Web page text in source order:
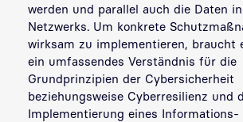
werden und parallel auch die Daten
Netzwerks. Um konkrete
wirksam zu implementieren, braucht
ein umfassendes Verständnis für die
Grundprinzipien der Cybersicherheit
beziehungsweise Cyberresilienz und
Implementierung eines Informations-